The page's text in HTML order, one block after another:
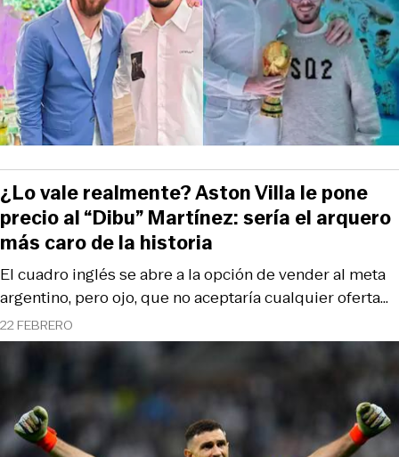
22 FEBRERO
El cuadro inglés se abre a la opción de vender al meta
argentino, pero ojo, que no aceptaría cualquier oferta…
¿Lo vale realmente? Aston Villa le pone
precio al “Dibu” Martínez: sería el arquero
más caro de la historia